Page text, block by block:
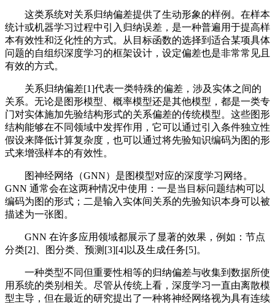
这类系统对关系归纳偏差提供了生动形象的样例。在样本
统计或机器学习过程中引入归纳误差，是一种普遍用于提高样
本有效性和泛化性的方式。从目标函数的选择到适合某项具体
问题的自组织深度学习的框架设计，设定偏差也是非常常见且
有效的方式。
关系归纳偏差[1]代表一类特殊的偏差，涉及实体之间的
关系。无论是图形模型、概率模型还是其他模型，都是一类专
门对实体施加先验结构形式的关系偏差的传统模型。这些图形
结构能够在不同领域中发挥作用，它可以通过引入条件独立性
假设来降低计算复杂度，也可以通过将先验知识编码为图的形
式来增强样本的有效性。
图神经网络（GNN）是图模型对应的深度学习网络。
GNN 通常会在这两种情况中使用：一是当目标问题结构可以
编码为图的形式；二是输入实体间关系的先验知识本身可以被
描述为一张图。
GNN 在许多应用领域都展示了显著的效果，例如：节点
分类[2]、图分类、预测[3][4]以及生成任务[5]。
一种类型不同但重要性相等的归纳偏差与收集到数据所使
用系统的类别相关。尽管从传统上看，深度学习一直由离散模
型主导，但在最近的研究提出了一种将神经网络视为具有连续